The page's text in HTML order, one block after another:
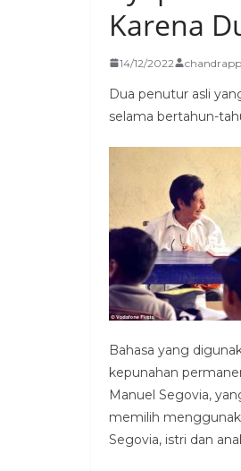
Karena
14/12/2022
Dua penutur asli
selama bertahun-
Bahasa yang
kepunahan
Manuel Segovia,
memilih
Segovia, istri dan